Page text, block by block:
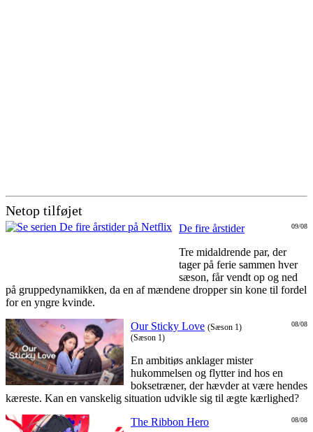
Netop tilføjet
09/08
De fire årstider
Tre midaldrende par, der
tager på ferie sammen hver
sæson, får vendt op og ned
på gruppedynamikken, da en af mændene dropper sin kone til fordel
for en yngre kvinde.
08/08
Our Sticky Love (Sæson 1)
(Sæson 1)
En ambitiøs anklager mister
hukommelsen og flytter ind hos en
boksetræner, der hævder at være hendes
kæreste. Kan en vanskelig situation udvikle sig til ægte kærlighed?
08/08
The Ribbon Hero